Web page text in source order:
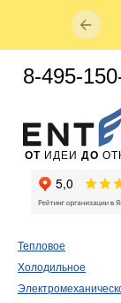
Тепловое
Холодильное
ОТ ИДЕИ ДО
8-495-